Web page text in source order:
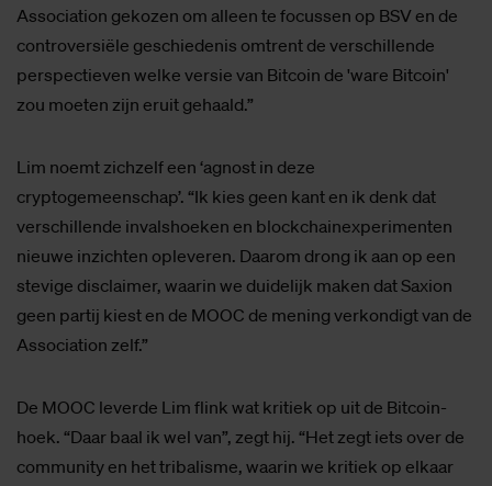
Association gekozen om alleen te focussen op BSV en de
controversiële geschiedenis omtrent de verschillende
perspectieven welke versie van Bitcoin de 'ware Bitcoin'
zou moeten zijn eruit gehaald.”
Lim noemt zichzelf een ‘agnost in deze
cryptogemeenschap’. “Ik kies geen kant en ik denk dat
verschillende invalshoeken en blockchainexperimenten
nieuwe inzichten opleveren. Daarom drong ik aan op een
stevige disclaimer, waarin we duidelijk maken dat Saxion
geen partij kiest en de MOOC de mening verkondigt van de
Association zelf.”
De MOOC leverde Lim flink wat kritiek op uit de Bitcoin-
hoek. “Daar baal ik wel van”, zegt hij. “Het zegt iets over de
community en het tribalisme, waarin we kritiek op elkaar